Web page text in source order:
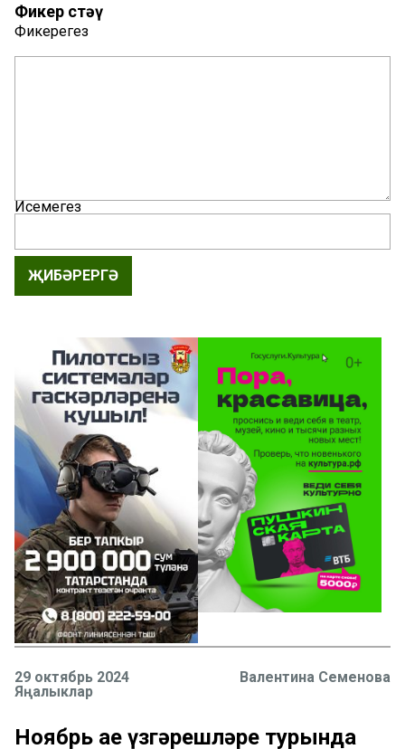
Фикер өстәү
Фикерегез
Исемегез
ҖИБӘРЕРГӘ
29 октябрь 2024
Яңалыклар
Валентина Семенова
Ноябрь ае үзгәрешләре турында